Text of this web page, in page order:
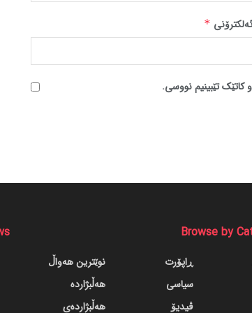
*
کاتێک تێبینیم نووسی.
Browse by
ڕاپۆرت
سیاسی
ڤیدیۆ
نوێترین هەواڵ
هەڵبژاردە
هەڵبژاردەی